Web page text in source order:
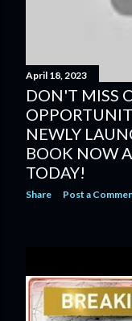
April 18, 2023
DON'T MISS
NEWLY
BOOK NOW
TODAY!
Share Post a